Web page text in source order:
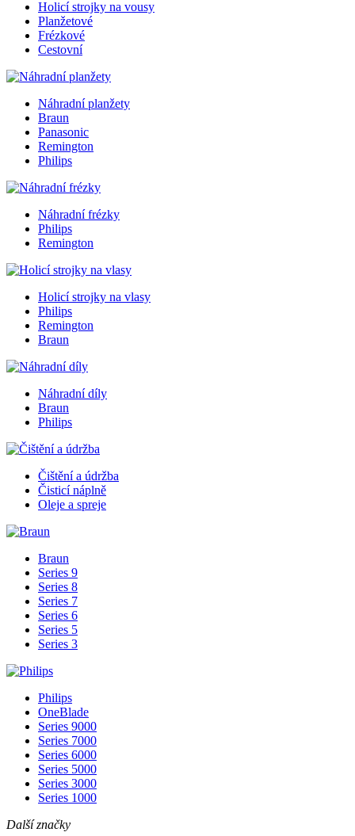
Holicí strojky na vousy
Planžetové
Frézkové
Cestovní
Náhradní planžety
Braun
Panasonic
Remington
Philips
Náhradní frézky
Philips
Remington
Holicí strojky na vlasy
Philips
Remington
Braun
Náhradní díly
Braun
Philips
Čištění a údržba
Čisticí náplně
Oleje a spreje
Braun
Series 9
Series 8
Series 7
Series 6
Series 5
Series 3
Philips
OneBlade
Series 9000
Series 7000
Series 6000
Series 5000
Series 3000
Series 1000
Další značky